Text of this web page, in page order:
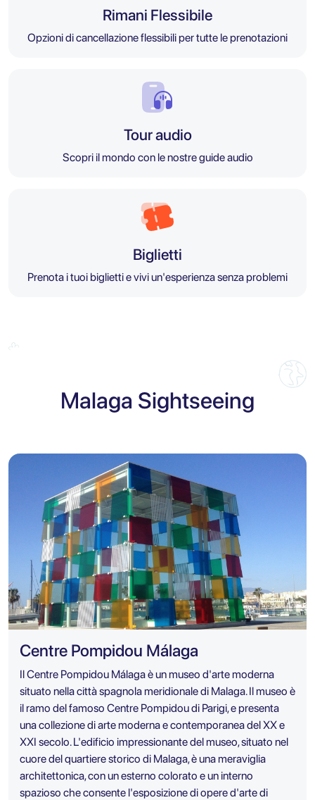
Rimani Flessibile
Opzioni di cancellazione flessibili per tutte le prenotazioni
Tour audio
Scopri il mondo con le nostre guide audio
Biglietti
Prenota i tuoi biglietti e vivi un'esperienza senza problemi
Malaga Sightseeing
Centre Pompidou Málaga
Il Centre Pompidou Málaga è un museo d'arte moderna
situato nella città spagnola meridionale di Malaga. Il museo è
il ramo del famoso Centre Pompidou di Parigi, e presenta
una collezione di arte moderna e contemporanea del XX e
XXI secolo. L'edificio impressionante del museo, situato nel
cuore del quartiere storico di Malaga, è una meraviglia
architettonica, con un esterno colorato e un interno
spazioso che consente l'esposizione di opere d'arte di